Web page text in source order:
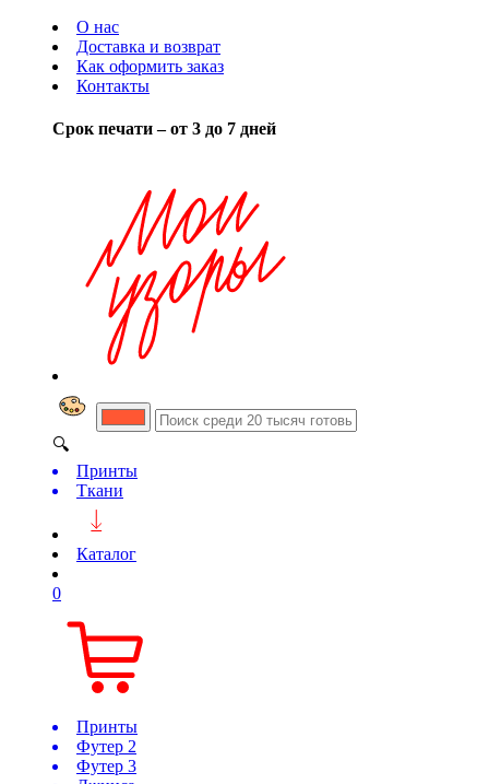
О нас
Доставка и возврат
Как оформить заказ
Контакты
Срок печати – от 3 до 7 дней
🔍
Принты
Ткани
Каталог
0
Принты
Футер 2
Футер 3